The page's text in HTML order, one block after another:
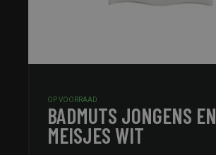
OP VOORRAAD
BADMUTS JONGENS EN
MEISJES WIT